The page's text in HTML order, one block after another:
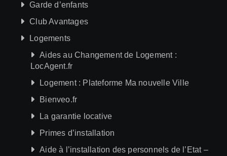
Garde d’enfants
Club Avantages
Logements
Aides au Changement de Logement :
LocAgent.fr
Logement : Plateforme Ma nouvelle Ville
Bienveo.fr
La garantie locative
Primes d’installation
Aide à l’installation des personnels de l’Etat –